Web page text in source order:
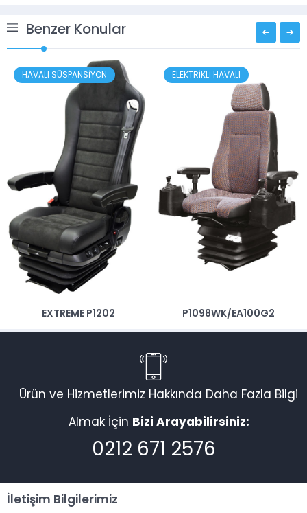
Benzer Konular
ELEKTRİKLİ HAVALI
P1098WK/EA100G2
SÜSPANSİYONSUZ LİFT
MEKANİK
Ürün ve Hizmetlerimiz Hakkında Daha Fazla Bilgi
Almak İçin Bizi Arayabilirsiniz:
0212 671 2576
İletişim Bilgilerimiz